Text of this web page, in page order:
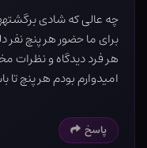
چه عالی که شادی
برای ما حضور هر پنچ نفر
هر فرد دیدگاه و
امیدوارم بودم هر پنچ تا
پاسخ